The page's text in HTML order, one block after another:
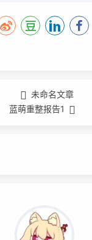
未命名文章
蓝萌重整报告1